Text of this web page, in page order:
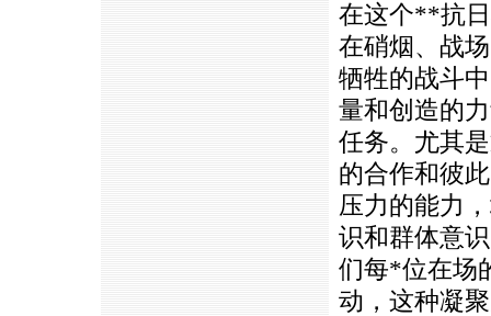
在这个**抗
在硝烟、战
牺牲的战斗
量和创造的
任务。尤其
的合作和彼
压力的能力
识和群体意
们每*位在场
动，这种凝